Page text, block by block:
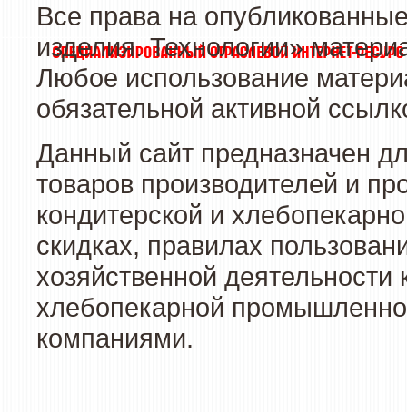
Все права на
изделия. Технологии»
Любое использование
обязательной активной
Данный сайт предназначен
товаров производителей и
кондитерской и
скидках, правилах
хозяйственной
хлебопекарной
компаниями.